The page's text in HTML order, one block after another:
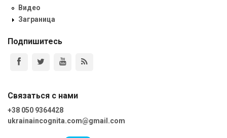
Видео
Заграница
Подпишитесь
Связаться с нами
+38 050 9364428
ukrainaincognita.com@gmail.com